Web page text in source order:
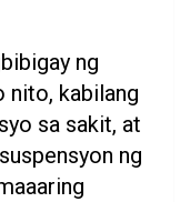
ng
nito, kabilang
sa sakit, at
ng